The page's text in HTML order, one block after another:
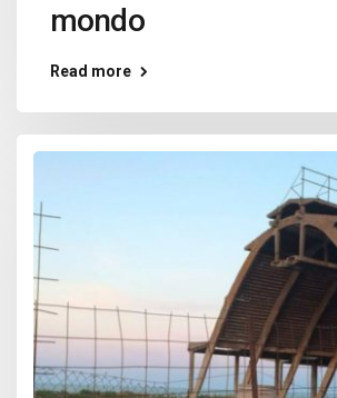
mondo
Read more